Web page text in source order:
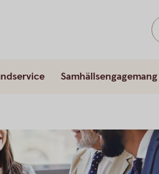
Samhällsengagemang